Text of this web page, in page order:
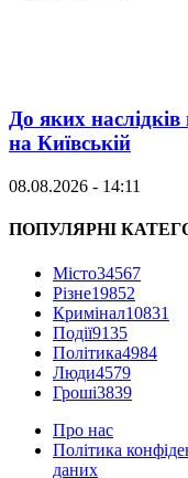
До яких
на Київській
08.08.2026 - 14:11
ПОПУЛЯРНІ
Місто34567
Різне19852
Кримінал10831
Події9135
Політика4984
Люди4579
Гроші3839
Про нас
Політика
даних